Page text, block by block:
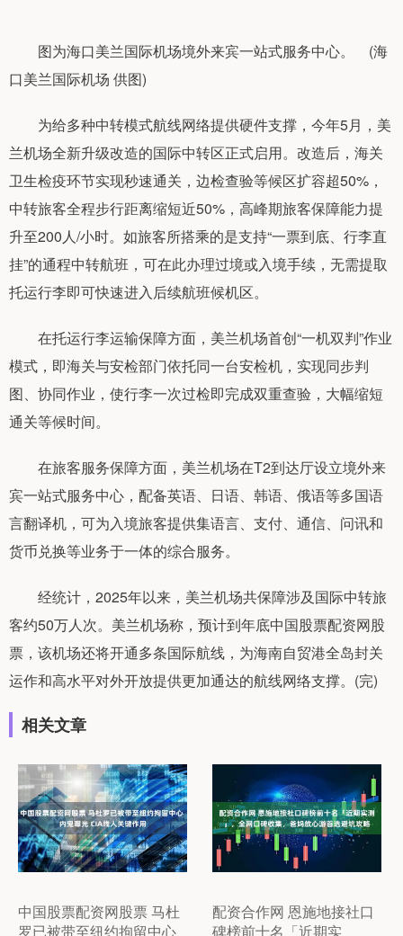
图为海口美兰国际机场境外来宾一站式服务中心。 (海
口美兰国际机场 供图)
为给多种中转模式航线网络提供硬件支撑，今年5月，美
兰机场全新升级改造的国际中转区正式启用。改造后，海关
卫生检疫环节实现秒速通关，边检查验等候区扩容超50%，
中转旅客全程步行距离缩短近50%，高峰期旅客保障能力提
升至200人/小时。如旅客所搭乘的是支持“一票到底、行李直
挂”的通程中转航班，可在此办理过境或入境手续，无需提取
托运行李即可快速进入后续航班候机区。
在托运行李运输保障方面，美兰机场首创“一机双判”作业
模式，即海关与安检部门依托同一台安检机，实现同步判
图、协同作业，使行李一次过检即完成双重查验，大幅缩短
通关等候时间。
在旅客服务保障方面，美兰机场在T2到达厅设立境外来
宾一站式服务中心，配备英语、日语、韩语、俄语等多国语
言翻译机，可为入境旅客提供集语言、支付、通信、问讯和
货币兑换等业务于一体的综合服务。
经统计，2025年以来，美兰机场共保障涉及国际中转旅
客约50万人次。美兰机场称，预计到年底中国股票配资网股
票，该机场还将开通多条国际航线，为海南自贸港全岛封关
运作和高水平对外开放提供更加通达的航线网络支撑。(完)
相关文章
中国股票配资网股票 马杜
罗已被带至纽约拘留中心
配资合作网 恩施地接社口
碑榜前十名「近期实